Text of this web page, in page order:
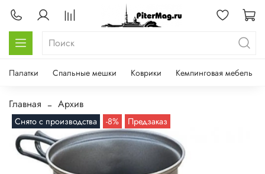
Палатки Спальные мешки Коврики Кемпинговая мебель
Главная Архив
Снято с производства -8% Предзаказ